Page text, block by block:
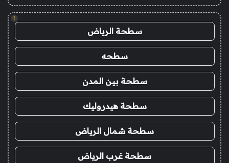
!
سطحة الرياض
سطحه
سطحة بين المدن
سطحة هيدروليك
سطحة شمال الرياض
سطحة غرب الرياض